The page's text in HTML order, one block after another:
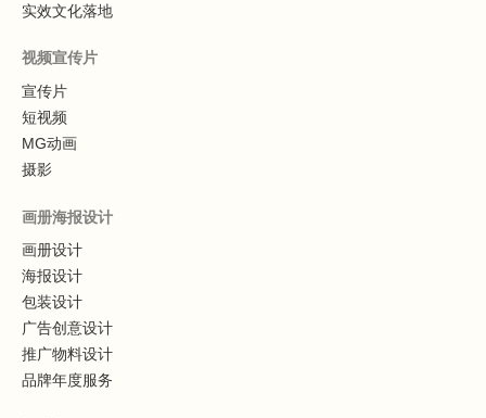
实效文化落地
视频宣传片
宣传片
短视频
MG动画
摄影
画册海报设计
画册设计
海报设计
包装设计
广告创意设计
推广物料设计
品牌年度服务